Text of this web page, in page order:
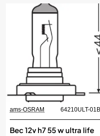
ams-OSRAM 64210ULT-01B
Bec 12v h7 55 w ultra life